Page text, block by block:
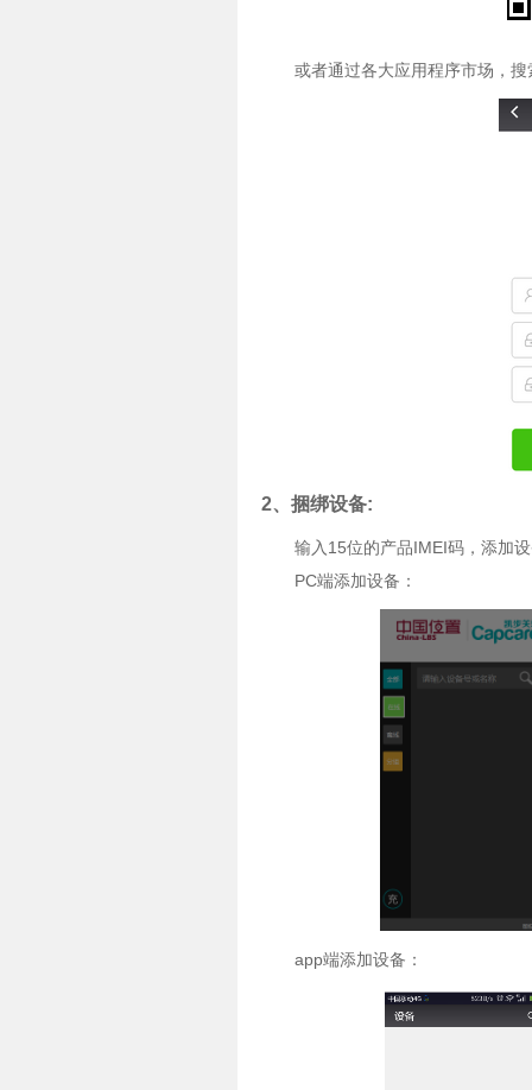
或者通过各大应用程序市场，
2、捆绑设备:
输入15位的产品IMEI码，添加
PC端添加设备：
app端添加设备：